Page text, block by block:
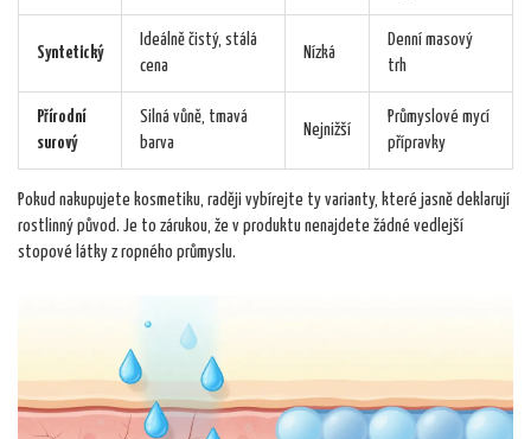
Syntetický
Ideálně čistý, stálá
cena
Nízká
Denní masový
trh
Přírodní
surový
Silná vůně, tmavá
barva
Nejnižší
Průmyslové mycí
přípravky
Pokud nakupujete kosmetiku, raději vybírejte ty varianty, které jasně deklarují
rostlinný původ. Je to zárukou, že v produktu nenajdete žádné vedlejší
stopové látky z ropného průmyslu.